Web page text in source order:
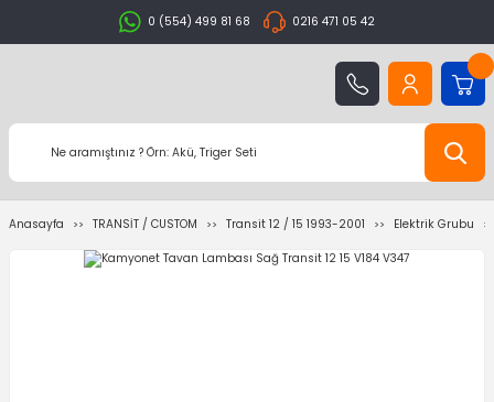
0 (554) 499 81 68 0216 471 05 42
Anasayfa TRANSİT / CUSTOM Transit 12 / 15 1993-2001 Elektrik Grubu